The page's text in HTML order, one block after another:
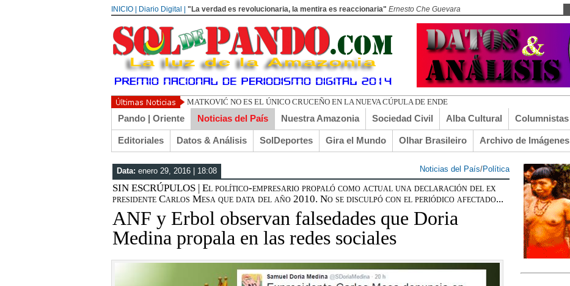
INICIO | Diario Digital | "La verdad es revolucionaria, la mentira es reaccionaria" Ernesto Che Guevara
TOÑO ARANÍBAR: RECUERDOS DE
Pando | Oriente Noticias del País Nuestra Amazonia Sociedad Civil Alba Cultural Columnistas
Editoriales Datos & Análisis SolDeportes Gira el Mundo Olhar Brasileiro Archivo de Imágenes
Data: enero 29, 2016 | 18:08 Noticias del País/Política
SIN ESCRÚPULOS | El político-empresario propaló como actual una declaración del ex
presidente Carlos Mesa que data del año 2010. No se disculpó con el periódico afectado...
ANF y Erbol observan falsedades que Doria
Medina propala en las redes sociales